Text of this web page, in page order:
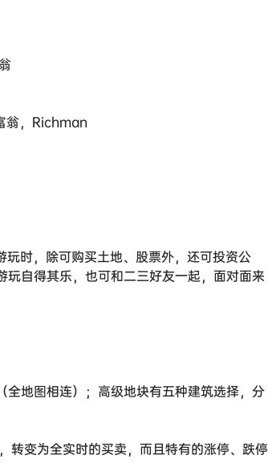
翁，Richman
时，除可购买土地、股票外，还可投资公
自得其乐，也可和二三好友一起，面对面来
地图相连）；高级地块有五种建筑选择，分
转变为全实时的买卖，而且特有的涨停、跌停